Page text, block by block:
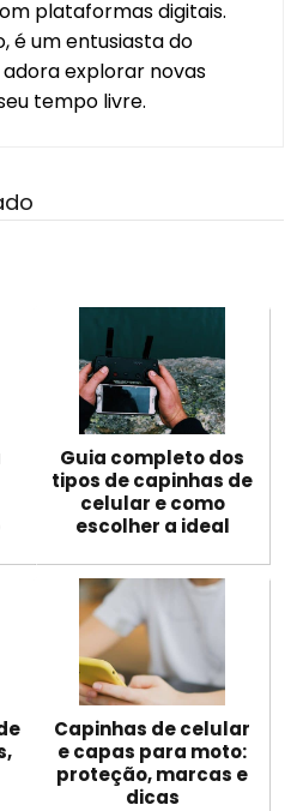
plataformas digitais.
é um entusiasta do
explorar novas
tempo livre.
Guia completo dos
tipos de capinhas de
celular e como
escolher a ideal
Capinhas de celular
e capas para moto:
proteção, marcas e
dicas